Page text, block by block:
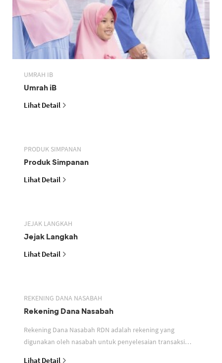
UMRAH IB
Umrah iB
Lihat Detail
PRODUK SIMPANAN
Produk Simpanan
Lihat Detail
JEJAK LANGKAH
Jejak Langkah
Lihat Detail
REKENING DANA NASABAH
Rekening Dana Nasabah
Rekening Dana Nasabah RDN adalah rekening yang
digunakan oleh nasabah untuk penyelesaian transaksi
Lihat Detail